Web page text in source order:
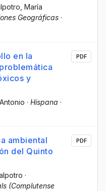
, María
Geográficas ·
en la
y
· Hispana ·
PDF
ambiental
del Quinto
·
(Complutense
PDF